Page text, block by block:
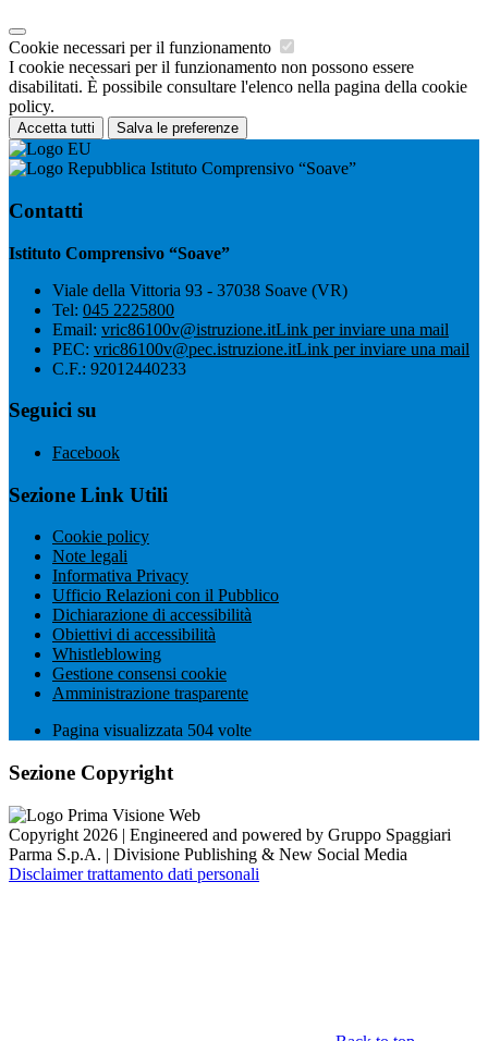
Cookie necessari per il funzionamento
I cookie necessari per il funzionamento non possono essere
disabilitati. È possibile consultare l'elenco nella pagina della cookie
policy.
Accetta tutti Salva le preferenze
Istituto Comprensivo “Soave”
Contatti
Istituto Comprensivo “Soave”
Viale della Vittoria 93 - 37038 Soave (VR)
Tel: 045 2225800
Email: vric86100v@istruzione.itLink per inviare una mail
PEC: vric86100v@pec.istruzione.itLink per inviare una mail
C.F.: 92012440233
Seguici su
Facebook
Sezione Link Utili
Cookie policy
Note legali
Informativa Privacy
Ufficio Relazioni con il Pubblico
Dichiarazione di accessibilità
Obiettivi di accessibilità
Whistleblowing
Gestione consensi cookie
Amministrazione trasparente
Pagina visualizzata 504 volte
Sezione Copyright
Copyright 2026 | Engineered and powered by Gruppo Spaggiari
Parma S.p.A. | Divisione Publishing & New Social Media
Disclaimer trattamento dati personali